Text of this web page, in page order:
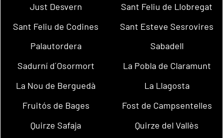
Just Desvern
Sant Feliu de Llobregat
Sant Feliu de Codines
Sant Esteve Sesrovires
Palautordera
Sabadell
Sadurní d´Osormort
La Pobla de Claramunt
La Nou de Berguedà
La Llagosta
Fruitós de Bages
Fost de Campsentelles
Quirze Safaja
Quirze del Vallès